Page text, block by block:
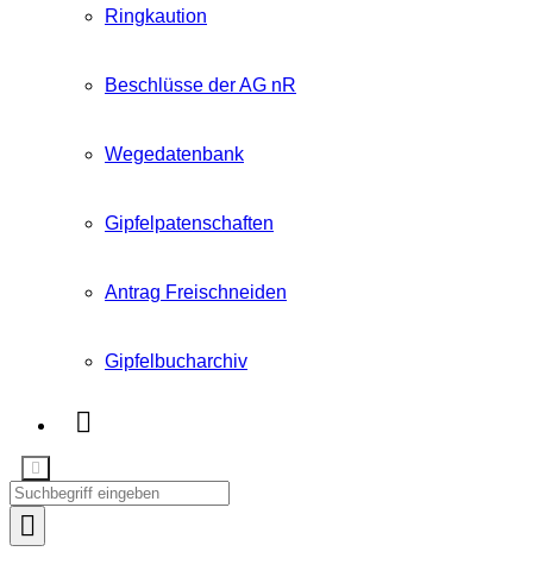
Ringkaution
Beschlüsse der AG nR
Wegedatenbank
Gipfelpatenschaften
Antrag Freischneiden
Gipfelbucharchiv